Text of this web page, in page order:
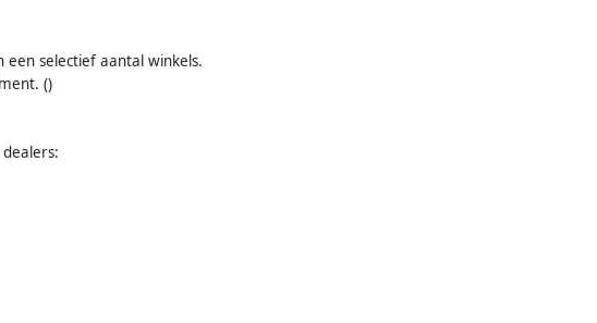
een selectief aantal winkels.
()